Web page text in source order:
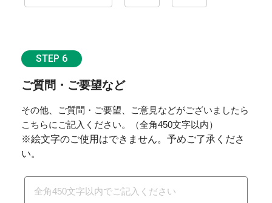
STEP 6
ご質問・ご要望など
その他、ご質問・ご要望、ご意見などがございましたら
こちらにご記入ください。（全角450文字以内）
※絵文字のご使用はできません。予めご了承くださ
い。